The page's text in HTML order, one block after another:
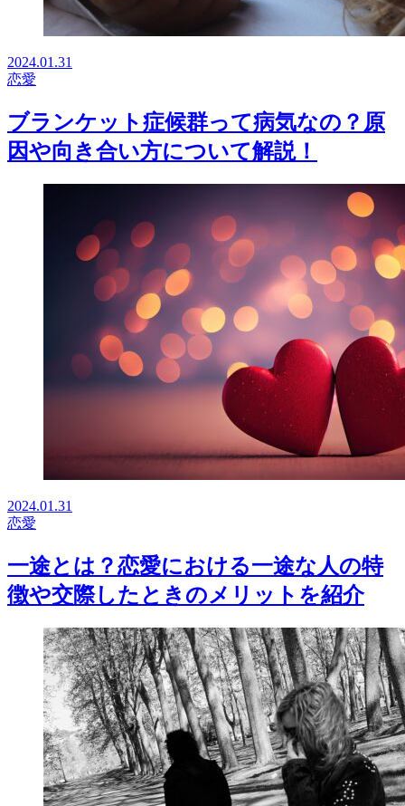
2024.01.31
恋愛
ブランケット症候群って病気なの？原
因や向き合い方について解説！
2024.01.31
恋愛
一途とは？恋愛における一途な人の特
徴や交際したときのメリットを紹介